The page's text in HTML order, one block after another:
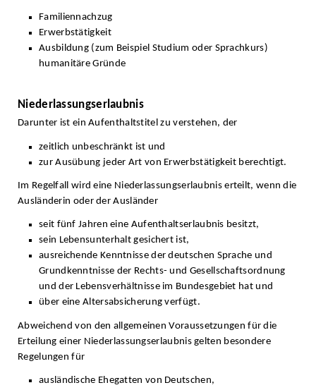
Familiennachzug
Erwerbstätigkeit
Ausbildung (zum Beispiel Studium oder Sprachkurs)
humanitäre Gründe
Niederlassungserlaubnis
Darunter ist ein Aufenthaltstitel zu verstehen, der
zeitlich unbeschränkt ist und
zur Ausübung jeder Art von Erwerbstätigkeit berechtigt.
Im Regelfall wird eine Niederlassungserlaubnis erteilt, wenn die
Ausländerin oder der Ausländer
seit fünf Jahren eine Aufenthaltserlaubnis besitzt,
sein Lebensunterhalt gesichert ist,
ausreichende Kenntnisse der deutschen Sprache und
Grundkenntnisse der Rechts- und Gesellschaftsordnung
und der Lebensverhältnisse im Bundesgebiet hat und
über eine Altersabsicherung verfügt.
Abweichend von den allgemeinen Voraussetzungen für die
Erteilung einer Niederlassungserlaubnis gelten besondere
Regelungen für
ausländische Ehegatten von Deutschen,